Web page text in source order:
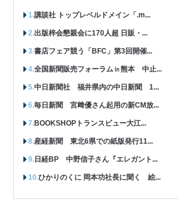
講談社 トップレベルドメイン「.m...
出版梓会懇親会に170人超 日販・...
書店フェア競う「BFC」第3回開催...
全国新聞販売フォーラム㏌熊本 中止...
中日新聞社 福井県内の中日新聞 1...
毎日新聞 宮﨑優さん起用の新CM放...
BOOKSHOPトランスビュー大江...
産経新聞 東北6県での紙版発行11...
日経BP 中野信子さん『エレガント...
ひかりのくに 岡本功社長に聞く 絵...